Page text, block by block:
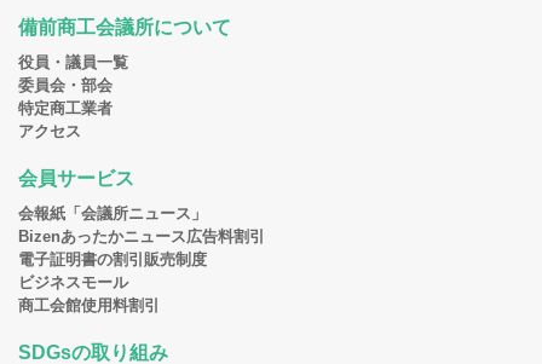
備前商工会議所について
役員・議員一覧
委員会・部会
特定商工業者
アクセス
会員サービス
会報紙「会議所ニュース」
Bizenあったかニュース広告料割引
電子証明書の割引販売制度
ビジネスモール
商工会館使用料割引
SDGsの取り組み